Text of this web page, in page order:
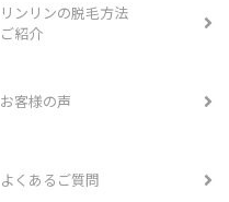
リンリンの脱毛方法
ご紹介
お客様の声
よくあるご質問